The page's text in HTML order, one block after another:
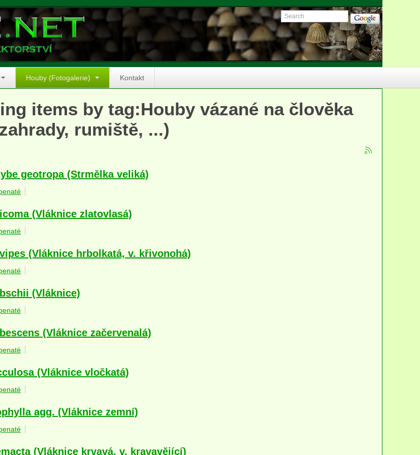
Houby (Fotogalerie) Kontakt
items by tag:Houby vázané na člověka
rumiště, ...)
geotropa (Strmělka veliká)
(Vláknice zlatovlasá)
(Vláknice hrbolkatá, v. křivonohá)
(Vláknice)
(Vláknice začervenalá)
(Vláknice vločkatá)
agg. (Vláknice zemní)
(Vláknice krvavá, v. kravavějící)